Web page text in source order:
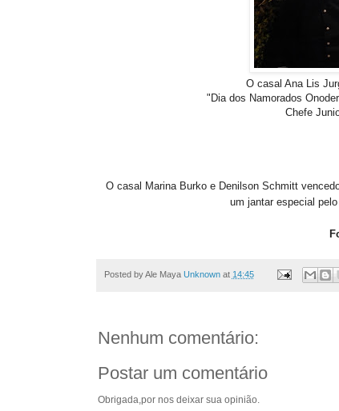
O casal Ana Lis
"Dia dos Namorados
Chefe
O casal Marina Burko e Denilson Schmitt
um jantar especial
Posted by Ale Maya Unknown at 14:45
Nenhum comentário:
Postar um comentário
Obrigada,por nos deixar sua opinião.